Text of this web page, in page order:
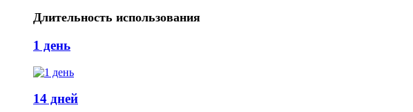
Длительность использования
1 день
14 дней